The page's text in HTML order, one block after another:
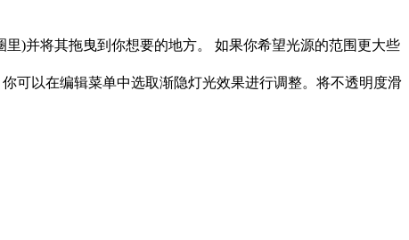
)并将其拖曳到你想要的地方。 如果你希望光源的范围更大些
可以在编辑菜单中选取渐隐灯光效果进行调整。将不透明度滑